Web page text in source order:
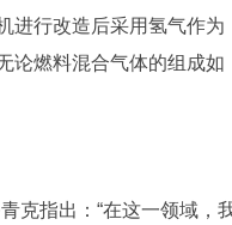
进行改造后采用氢气作为
论燃料混合气体的组成如
克指出：“在这一领域，